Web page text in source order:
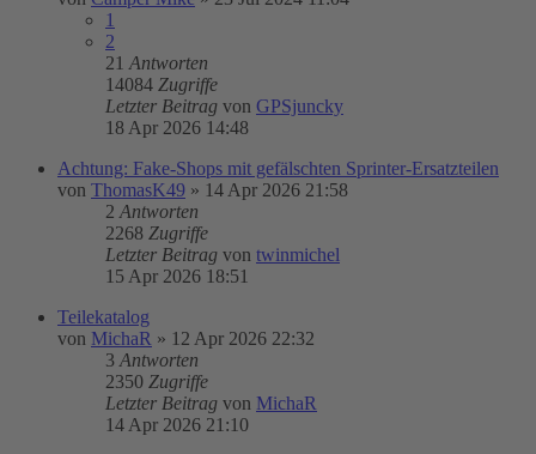
1
2
21 Antworten
14084 Zugriffe
Letzter Beitrag von GPSjuncky
18 Apr 2026 14:48
Achtung: Fake-Shops mit gefälschten Sprinter-Ersatzteilen
von ThomasK49 » 14 Apr 2026 21:58
2 Antworten
2268 Zugriffe
Letzter Beitrag von twinmichel
15 Apr 2026 18:51
Teilekatalog
von MichaR » 12 Apr 2026 22:32
3 Antworten
2350 Zugriffe
Letzter Beitrag von MichaR
14 Apr 2026 21:10